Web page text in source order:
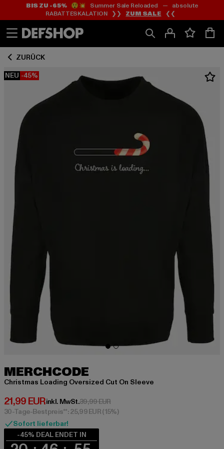
Zum
Inhalt
springen
Zum
Fußzeile
springen
BIS ZU -65%😲💥 Summer Sale Reloaded — absolute
RABATTESKALATION ❯❯ ZUM SALE ❮❮
ZURÜCK
NEU -45%
MERCHCODE
Christmas Loading Oversized Cut On Sleeve
21,99 EUR
Derzeitiger Preis: 21,99 EUR
inkl. MwSt.39,99 EURAktionspreis: 39,99 EUR
30-Tage-Bestpreis**: 25,99 EUR(15%)
Sofort lieferbar!
-45% DEAL ENDET IN